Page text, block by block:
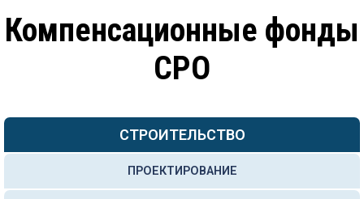
Компенсационные фонды
СРО
СТРОИТЕЛЬСТВО
ПРОЕКТИРОВАНИЕ